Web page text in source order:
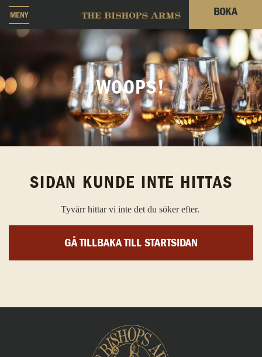
MENY BOKA
WOOPS!
SIDAN KUNDE INTE HITTAS
Tyvärr hittar vi inte det du söker efter.
GÅ TILLBAKA TILL STARTSIDAN